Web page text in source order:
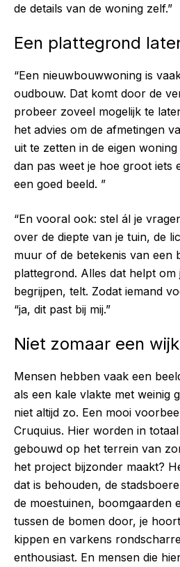
de details van de woning zelf.”
Een plattegrond
“Een nieuwbouwwoning is
oudbouw. Dat komt door de
probeer zoveel mogelijk te
het advies om de afmetingen
uit te zetten in de eigen
dan pas weet je hoe groot iets
een goed beeld. ”
“En vooral ook: stel ál je
over de diepte van je tuin, de
muur of de betekenis van een
plattegrond. Alles dat helpt
begrijpen, telt. Zodat iemand
“ja, dit past bij mij.”
Niet zomaar een wijk
Mensen hebben vaak een
als een kale vlakte met weinig
niet altijd zo. Een mooi
Cruquius. Hier worden in
gebouwd op het terrein van
het project bijzonder maakt?
dat is behouden, de
de moestuinen, boomgaarden
tussen de bomen door, je
kippen en varkens
enthousiast. En mensen die